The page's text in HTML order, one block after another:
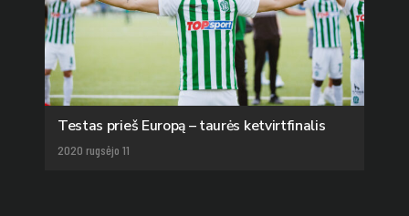
Testas prieš Europą – taurės ketvirtfinalis
2020 rugsėjo 11